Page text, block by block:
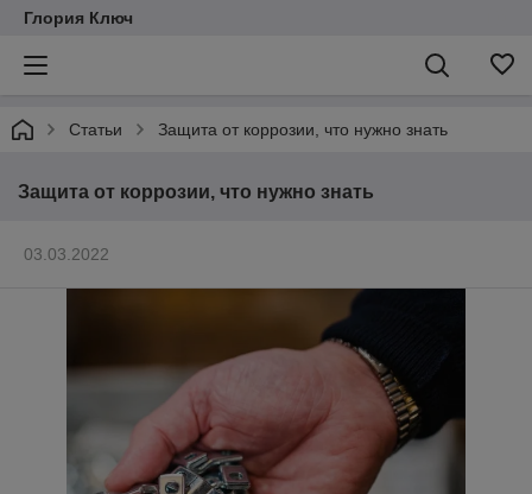
Глория Ключ
Статьи Защита от коррозии, что нужно знать
Защита от коррозии, что нужно знать
03.03.2022